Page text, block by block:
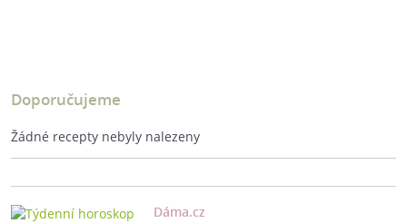
Doporučujeme
Žádné recepty nebyly nalezeny
Dáma.cz